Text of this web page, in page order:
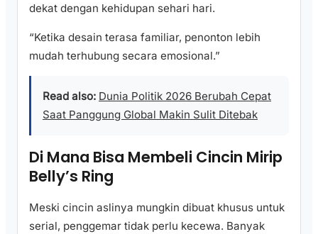
dekat dengan kehidupan sehari hari.
“Ketika desain terasa familiar, penonton lebih
mudah terhubung secara emosional.”
Read also: Dunia Politik 2026 Berubah Cepat
Saat Panggung Global Makin Sulit Ditebak
Di Mana Bisa Membeli Cincin Mirip
Belly’s Ring
Meski cincin aslinya mungkin dibuat khusus untuk
serial, penggemar tidak perlu kecewa. Banyak